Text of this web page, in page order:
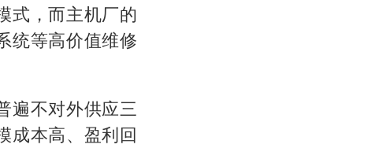
式，而主机厂的
统等高价值维修
遍不对外供应三
成本高、盈利回